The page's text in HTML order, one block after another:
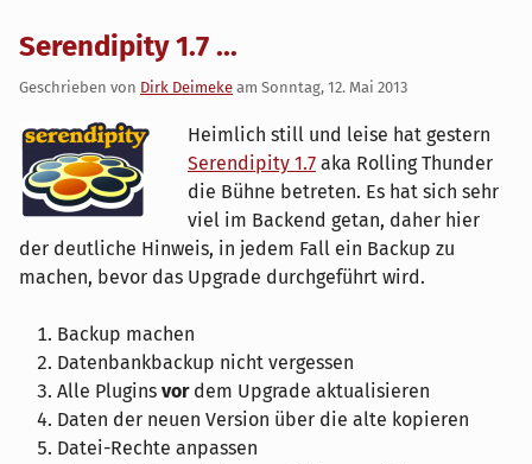
Serendipity 1.7 ...
Geschrieben von Dirk Deimeke am Sonntag, 12. Mai 2013
Heimlich still und leise hat gestern
Serendipity 1.7 aka Rolling Thunder
die Bühne betreten. Es hat sich sehr
viel im Backend getan, daher hier
der deutliche Hinweis, in jedem Fall ein Backup zu
machen, bevor das Upgrade durchgeführt wird.
Backup machen
Datenbankbackup nicht vergessen
Alle Plugins vordem Upgrade aktualisieren
Daten der neuen Version über die alte kopieren
Datei-Rechte anpassen